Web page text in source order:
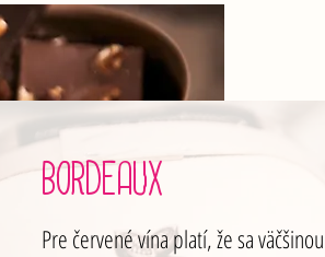
BORDEAUX
Pre červené vína platí, že sa